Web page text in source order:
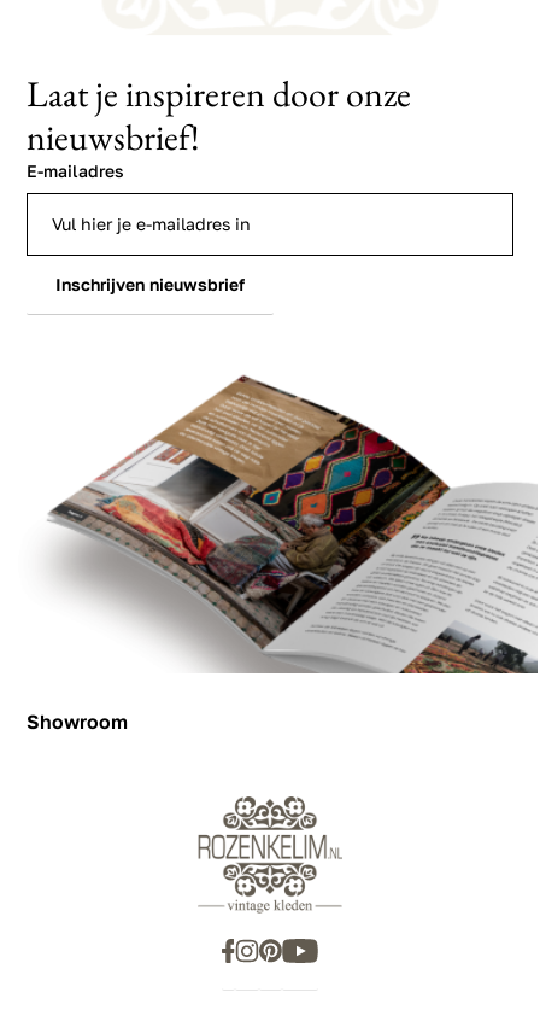
Showroom
Laat je inspireren door onze
nieuwsbrief!
E-mailadres
Inschrijven nieuwsbrief